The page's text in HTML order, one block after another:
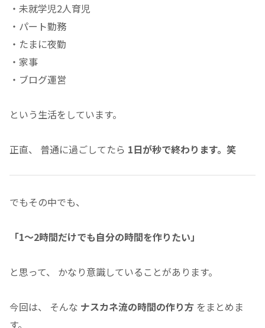
・未就学児2人育児
・パート勤務
・たまに夜勤
・家事
・ブログ運営
という生活をしています。
正直、 普通に過ごしてたら 1日が秒で終わります。笑
でもその中でも、
「1〜2時間だけでも自分の時間を作りたい」
と思って、 かなり意識していることがあります。
今回は、 そんな ナスカネ流の時間の作り方 をまとめま
す。